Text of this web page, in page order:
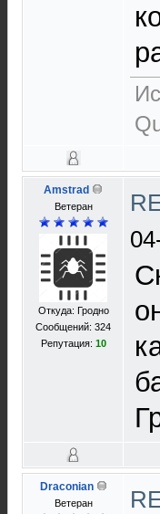
Amstrad
Ветеран
Откуда: Гродно
Сообщений: 324
Репутация: 10
Draconian
Ветеран